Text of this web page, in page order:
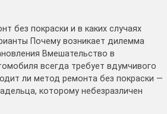
без покраски и в каких случаях
Почему возникает дилемма
Вмешательство в
всегда требует вдумчивого
ли метод ремонта без покраски —
которому небезразличен